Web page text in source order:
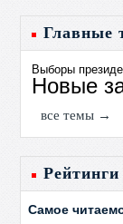
Главные
Выборы
Новые
все темы →
Рейтинги
Самое